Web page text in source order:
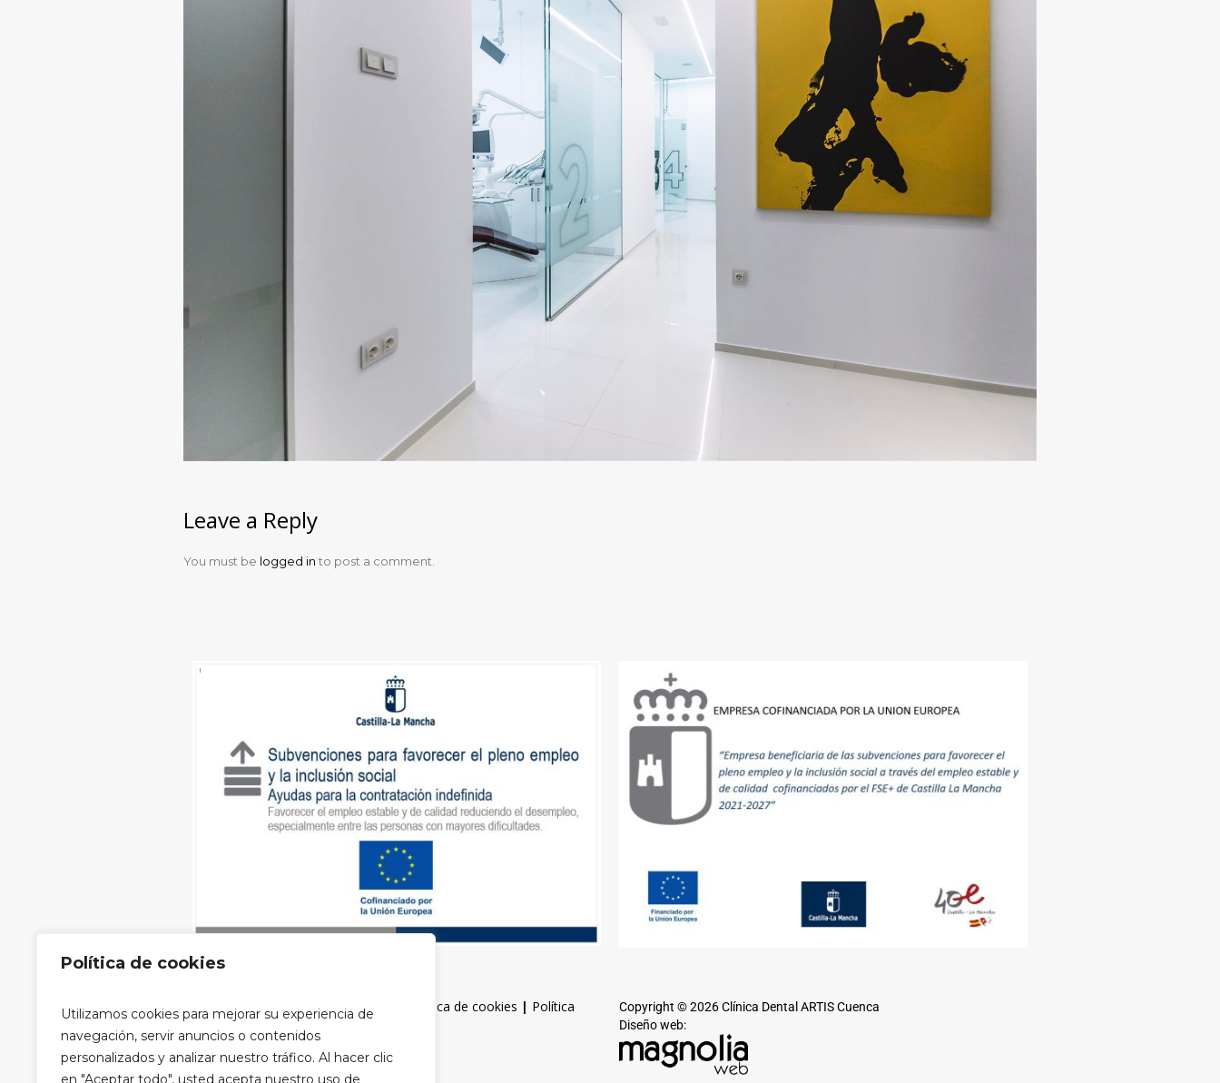
Política de cookies
Utilizamos cookies para mejorar su experiencia de
navegación, servir anuncios o contenidos
personalizados y analizar nuestro tráfico. Al hacer clic
en "Aceptar todo", usted acepta nuestro uso de
Leave a Reply
You must be logged in to post a comment.
Aviso legal Política de privacidad Política de cookies | Política
privacidad RRSS
Copyright © 2026 Clínica Dental ARTIS Cuenca
Diseño web: